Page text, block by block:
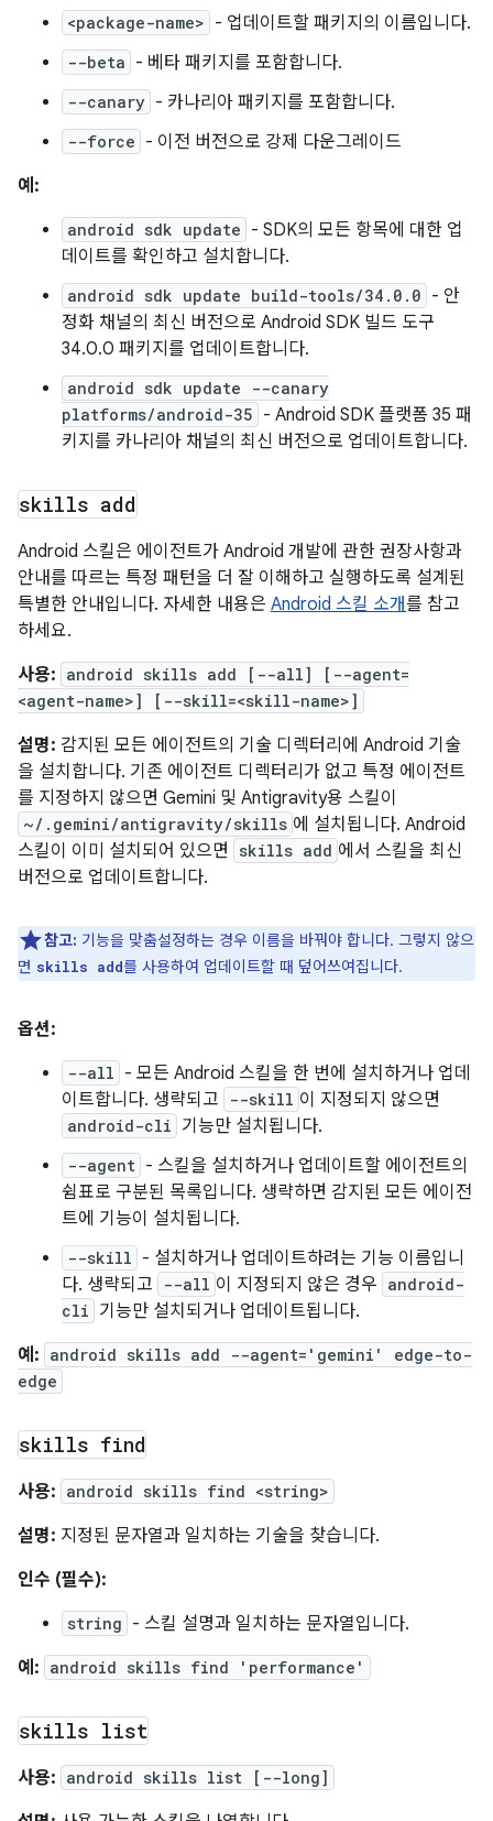
<package-name> - 업데이트할 패키지의 이름입니다.
--beta - 베타 패키지를 포함합니다.
--canary - 카나리아 패키지를 포함합니다.
--force - 이전 버전으로 강제 다운그레이드
예:
android sdk update - SDK의 모든 항목에 대한 업
데이트를 확인하고 설치합니다.
android sdk update build-tools/34.0.0 - 안
정화 채널의 최신 버전으로 Android SDK 빌드 도구
34.0.0 패키지를 업데이트합니다.
android sdk update --canary
platforms/android-35 - Android SDK 플랫폼 35 패
키지를 카나리아 채널의 최신 버전으로 업데이트합니다.
skills add
Android 스킬은 에이전트가 Android 개발에 관한 권장사항과
안내를 따르는 특정 패턴을 더 잘 이해하고 실행하도록 설계된
특별한 안내입니다. 자세한 내용은 Android 스킬 소개를 참고
하세요.
사용: android skills add [--all] [--agent=
<agent-name>] [--skill=<skill-name>]
설명: 감지된 모든 에이전트의 기술 디렉터리에 Android 기술
을 설치합니다. 기존 에이전트 디렉터리가 없고 특정 에이전트
를 지정하지 않으면 Gemini 및 Antigravity용 스킬이
~/.gemini/antigravity/skills 에 설치됩니다. Android
스킬이 이미 설치되어 있으면
skills add 에서 스킬을 최신
버전으로 업데이트합니다.
참고: 기능을 맞춤설정하는 경우 이름을 바꿔야 합니다. 그렇지 않으
면 skills add를 사용하여 업데이트할 때 덮어쓰여집니다.
옵션:
--all - 모든 Android 스킬을 한 번에 설치하거나 업데
이트합니다. 생략되고
--skill 이 지정되지 않으면
android-cli 기능만 설치됩니다.
--agent - 스킬을 설치하거나 업데이트할 에이전트의
쉼표로 구분된 목록입니다. 생략하면 감지된 모든 에이전
트에 기능이 설치됩니다.
--skill - 설치하거나 업데이트하려는 기능 이름입니
다. 생략되고
--all 이 지정되지 않은 경우 android-
cli 기능만 설치되거나 업데이트됩니다.
예: android skills add --agent='gemini' edge-to-
edge
skills find
사용: android skills find <string>
설명: 지정된 문자열과 일치하는 기술을 찾습니다.
인수 (필수):
string - 스킬 설명과 일치하는 문자열입니다.
예: android skills find 'performance'
skills list
사용: android skills list [--long]